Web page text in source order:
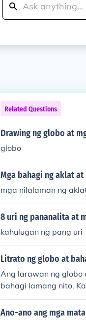
Related Questions
Drawing ng globo at
globo
Mga bahagi ng aklat
mga nilalaman ng
8 uri ng pananalita at
kahulugan ng pang uri
Litrato ng globo at
Ang larawan ng globo
bahagi lamang nito.
t, at iba pang
g paraan upang
Ano-ano ang mga